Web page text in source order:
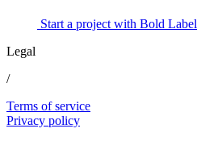
Start a project with Bold Label
Legal
/
Terms of service
Privacy policy